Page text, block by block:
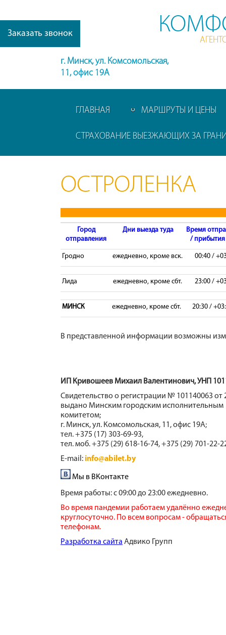
Заказать звонок
г. Минск, ул. Комсомольская,
11, офис 19А
ГЛАВНАЯ МАРШРУТЫ И ЦЕНЫ
СТРАХОВАНИЕ ВЫЕЗЖАЮЩИХ ЗА
ОСТРОЛЕНКА
Город
отправления
Дни выезда туда
Время
/ прибытия
Гродно ежедневно, кроме вск. 00:40 /
Лида ежедневно, кроме сбт. 23:00 /
МИНСК ежедневно, кроме сбт. 20:30 /
В представленной информации возможны
ИП Кривошеев Михаил Валентинович, УНП
Свидетельство о регистрации № 101140063 от
выдано Минским городским исполнительным
комитетом;
г. Минск, ул. Комсомольская, 11, офис 19А;
тел. +375 (17) 303-69-93,
тел. моб. +375 (29) 618-16-74, +375 (29) 701-22-
E-mail: info@abilet.by
Мы в ВКонтакте
Время работы:с 09:00 до 23:00 ежедневно.
Во время пандемии работаем удалённо
круглосуточно. По всем вопросам -
телефонам.
​Разработка сайта ​ Адвико Групп